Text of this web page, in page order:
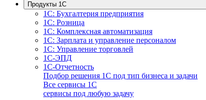
Продукты 1С
1С: Бухгалтерия предприятия
1С: Розница
1С: Комплексная автоматизация
1С: Зарплата и управление персоналом
1С: Управление торговлей
1С-ЭПД
1С-Отчетность
Подбор решения 1С под тип бизнеса и задачи
Все сервисы 1С
сервисы под любую задачу